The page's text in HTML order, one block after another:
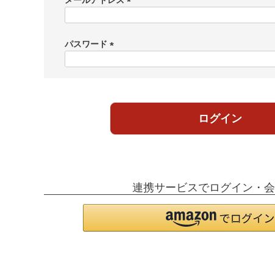
)
パスワード
ログイン
連携サービスでログイン・